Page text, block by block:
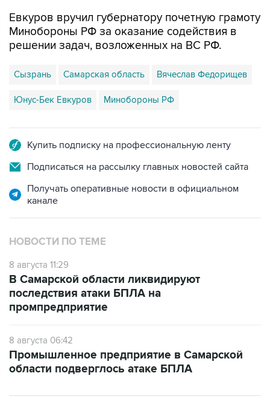
Евкуров вручил губернатору почетную грамоту
Минобороны РФ за оказание содействия в
решении задач, возложенных на ВС РФ.
Сызрань Самарская область Вячеслав Федорищев
Юнус-Бек Евкуров Минобороны РФ
Купить подписку на профессиональную ленту
Подписаться на рассылку главных новостей сайта
Получать оперативные новости в официальном
канале
НОВОСТИ ПО ТЕМЕ
8 августа 11:29
В Самарской области ликвидируют
последствия атаки БПЛА на
промпредприятие
8 августа 06:42
Промышленное предприятие в Самарской
области подверглось атаке БПЛА